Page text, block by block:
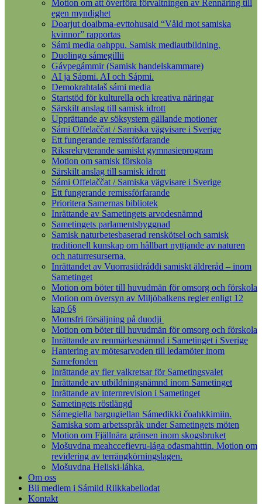
Motion om att överföra förvaltningen av Rennäring till
egen myndighet
Doarjut doaibma-evttohusaid “Våld mot samiska
kvinnor” rapportas
Sámi media oahppu. Samisk mediautbildning.
Duolingo sámegillii
Gávpegámmir (Samisk handelskammare)
AI ja Sápmi. AI och Sápmi.
Demokrahtalaš sámi media
Startstöd för kulturella och kreativa näringar
Särskilt anslag till samisk idrott
Upprättande av söksystem gällande motioner
Sámi Offelaččat / Samiska vägvisare i Sverige
Ett fungerande remissförfarande
Riksrekryterande samiskt gymnasieprogram
Motion om samisk förskola
Särskilt anslag till samisk idrott
Sámi Offelaččat / Samiska vägvisare i Sverige
Ett fungerande remissförfarande
Prioritera Samernas bibliotek
Inrättande av Sametingets arvodesnämnd
Sametingets parlamentsbyggnad
Samisk naturbetesbaserad renskötsel och samisk
traditionell kunskap om hållbart nyttjande av naturen
och naturresurserna.
Inrättandet av Vuorrasiidráđđi samiskt äldreråd – inom
Sametinget
Motion om böter till huvudmän för omsorg och förskola
Motion om översyn av Miljöbalkens regler enligt 12
kap 6§
Momsfri försäljning på duodji
Motion om böter till huvudmän för omsorg och förskola
Inrättande av renmärkesnämnd i Sametinget i Sverige
Hantering av mötesarvoden till ledamöter inom
Samefonden
Inrättande av fler valkretsar för Sametingsvalet
Inrättande av utbildningsnämnd inom Sametinget
Inrättande av internrevision i Sametinget
Sametingets röstlängd
Sámegiella bargugiellan Sámedikki čoahkkimiin.
Samiska som arbetsspråk under Sametingets möten
Motion om Fjällnära gränsen inom skogsbruket
Mošuvdna meahccefievru-lága ođasmahttin. Motion om
revidering av terrängkörningslagen.
Mošuvdna Heliski-láhka.
Om oss
Bli medlem i Sámiid Riikkabellodat
Kontakt